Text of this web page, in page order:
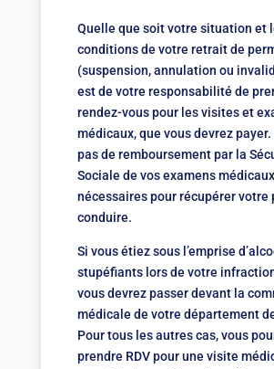
Quelle que soit votre situation et
conditions de votre retrait de
(suspension, annulation ou
est de votre responsabilité de
rendez-vous pour les visites et
médicaux, que vous devrez payer.
pas de remboursement par la
Sociale de vos examens médicaux
nécessaires pour récupérer votre
conduire.
Si vous étiez sous l’emprise
stupéfiants lors de votre
vous devrez passer devant la
médicale de votre département de
Pour tous les autres cas, vous
prendre RDV pour une visite